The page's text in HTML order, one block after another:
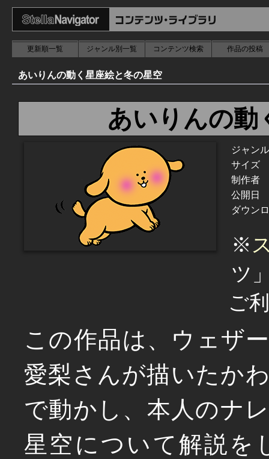
更新順一覧 ジャンル別一覧 コンテンツ検索 作品の投稿
あいりんの動く星座絵と冬の星空
あいりんの動
ジャンル
サイズ
制作者
公開日
ダウン
※
ツ
ご
この作品は、ウェザ
愛梨さんが描いたか
で動かし、本人のナ
星空について解説を